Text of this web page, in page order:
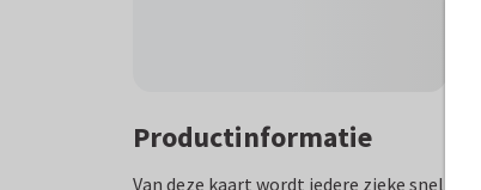
Productinformatie
Van deze kaart wordt iedere zieke snel